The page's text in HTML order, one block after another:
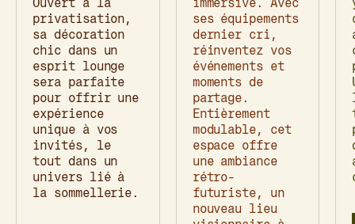
privatisation,
sa décoration
chic dans un
esprit lounge
sera parfaite
pour offrir une
expérience
unique à vos
invités, le
tout dans un
univers lié à
la sommellerie.
ses équipements
dernier cri,
réinventez vos
événements et
moments de
partage.
Entièrement
modulable, cet
espace offre
une ambiance
rétro-
futuriste, un
nouveau lieu